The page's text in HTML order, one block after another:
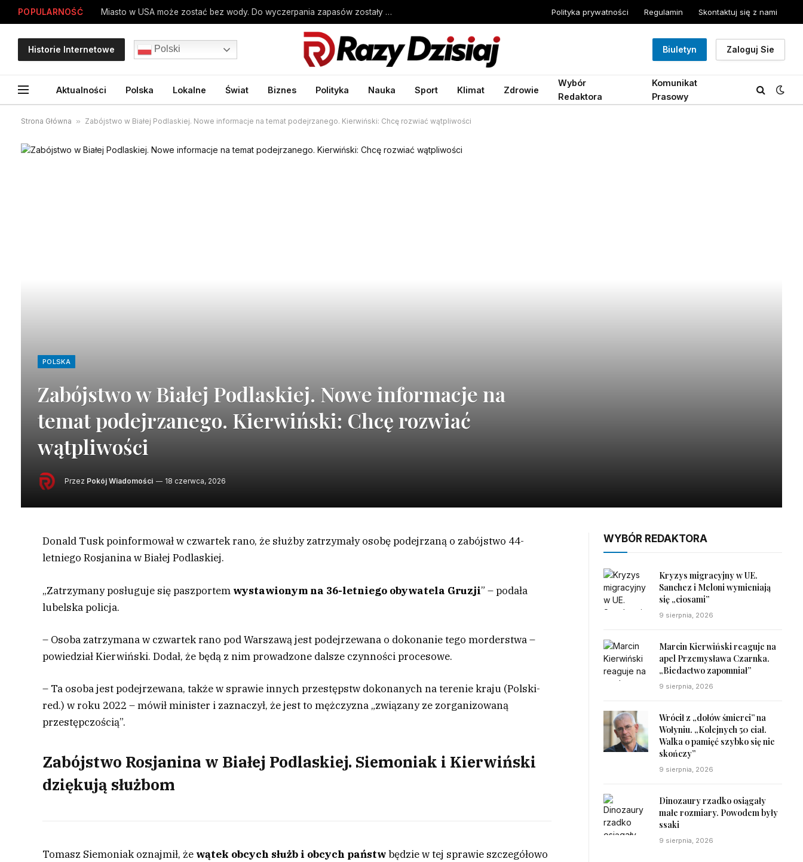
POPULARNOŚĆ Miasto w USA może zostać bez wody. Do wyczerpania zapasów zostały miesiące Polityka prywatności Regulamin Skontaktuj się z nami
Historie Internetowe Polski Biuletyn Zaloguj Sie
Aktualności Polska Lokalne Świat Biznes Polityka Nauka Sport Klimat Zdrowie
Wybór
Redaktora
Komunikat
Prasowy
Strona Główna » Zabójstwo w Białej Podlaskiej. Nowe informacje na temat podejrzanego. Kierwiński: Chcę rozwiać wątpliwości
POLSKA
Zabójstwo w Białej Podlaskiej. Nowe informacje na
temat podejrzanego. Kierwiński: Chcę rozwiać
wątpliwości
Przez Pokój Wiadomości 18 czerwca, 2026
Donald Tusk poinformował w czwartek rano, że służby zatrzymały osobę podejrzaną o zabójstwo 44-
letniego Rosjanina w Białej Podlaskiej.
„Zatrzymany posługuje się paszportem wystawionym na 36-letniego obywatela Gruzji” – podała
lubelska policja.
– Osoba zatrzymana w czwartek rano pod Warszawą jest podejrzewana o dokonanie tego morderstwa –
powiedział Kierwiński. Dodał, że będą z nim prowadzone dalsze czynności procesowe.
– Ta osoba jest podejrzewana, także w sprawie innych przestępstw dokonanych na terenie kraju (Polski-
red.) w roku 2022 – mówił minister i zaznaczył, że jest to mężczyzna „związany ze zorganizowaną
przestępczością”.
Zabójstwo Rosjanina w Białej Podlaskiej. Siemoniak i Kierwiński
dziękują służbom
Tomasz Siemoniak oznajmił, że wątek obcych służb i obcych państwbędzie w tej sprawie szczegółowo
WYBÓR REDAKTORA
Kryzys migracyjny w UE.
Sanchez i Meloni wymieniają
się „ciosami”
9 sierpnia, 2026
Marcin Kierwiński reaguje na
apel Przemysława Czarnka.
„Biedactwo zapomniał”
9 sierpnia, 2026
Wrócił z „dołów śmierci” na
Wołyniu. „Kolejnych 50 ciał.
Walka o pamięć szybko się nie
skończy”
9 sierpnia, 2026
Dinozaury rzadko osiągały
małe rozmiary. Powodem były
ssaki
9 sierpnia, 2026